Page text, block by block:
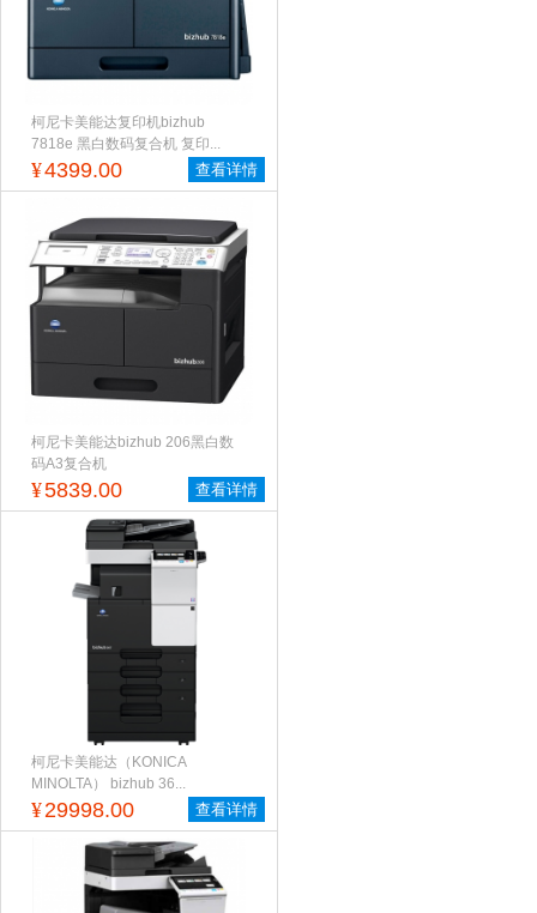
柯尼卡美能达复印机bizhub
7818e 黑白数码复合机 复印...
¥4399.00 查看详情
柯尼卡美能达bizhub 206黑白数
码A3复合机
¥5839.00 查看详情
柯尼卡美能达（KONICA
MINOLTA） bizhub 36...
¥29998.00 查看详情